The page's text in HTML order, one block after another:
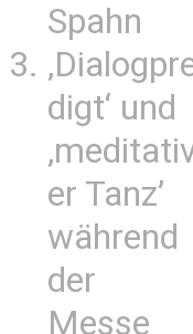
Spahn
digt‘ und
er Tanz’
während
der
Messe